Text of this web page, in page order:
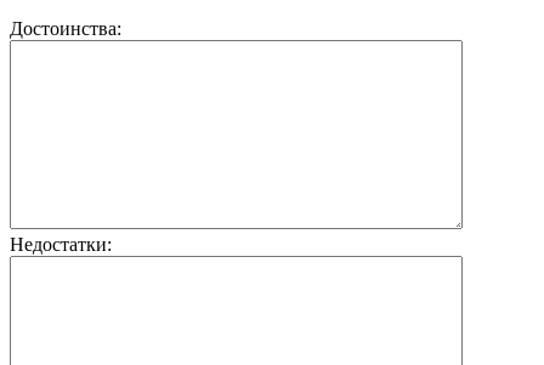
Достоинства:
Недостатки: